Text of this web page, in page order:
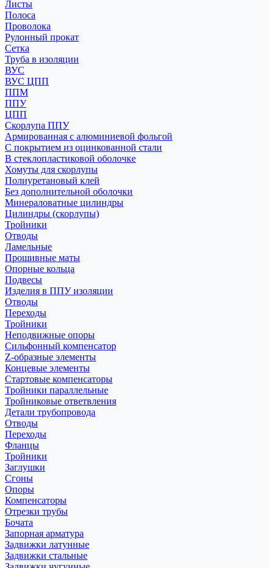
Листы
Полоса
Проволока
Рулонный прокат
Сетка
Труба в изоляции
ВУС
ВУС ЦПП
ППМ
ППУ
ЦПП
Скорлупа ППУ
Армированная с алюминиевой фольгой
С покрытием из оцинкованной стали
В стеклопластиковой оболочке
Хомуты для скорлупы
Полиуретановый клей
Без дополнительной оболочки
Минераловатные цилиндры
Цилиндры (скорлупы)
Тройники
Отводы
Ламельные
Прошивные маты
Опорные кольца
Подвесы
Изделия в ППУ изоляции
Отводы
Переходы
Тройники
Неподвижные опоры
Cильфонный компенсатор
Z-образные элементы
Концевые элементы
Стартовые компенсаторы
Тройники параллельные
Тройниковые ответвления
Детали трубопровода
Отводы
Переходы
Фланцы
Тройники
Заглушки
Сгоны
Опоры
Компенсаторы
Отрезки трубы
Бочата
Запорная арматура
Задвижки латунные
Задвижки стальные